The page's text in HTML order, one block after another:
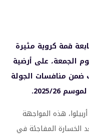
قمة كروية مثيرة
الجمعة، على أرضية
ضمن منافسات الجولة
26.
هذه المواجهة
الخسارة المفاجئة في